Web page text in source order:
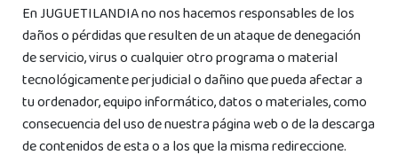
En JUGUETILANDIA no nos hacemos responsables de los
daños o pérdidas que resulten de un ataque de denegación
de servicio, virus o cualquier otro programa o material
tecnológicamente perjudicial o dañino que pueda afectar a
tu ordenador, equipo informático, datos o materiales, como
consecuencia del uso de nuestra página web o de la descarga
de contenidos de esta o a los que la misma redireccione.